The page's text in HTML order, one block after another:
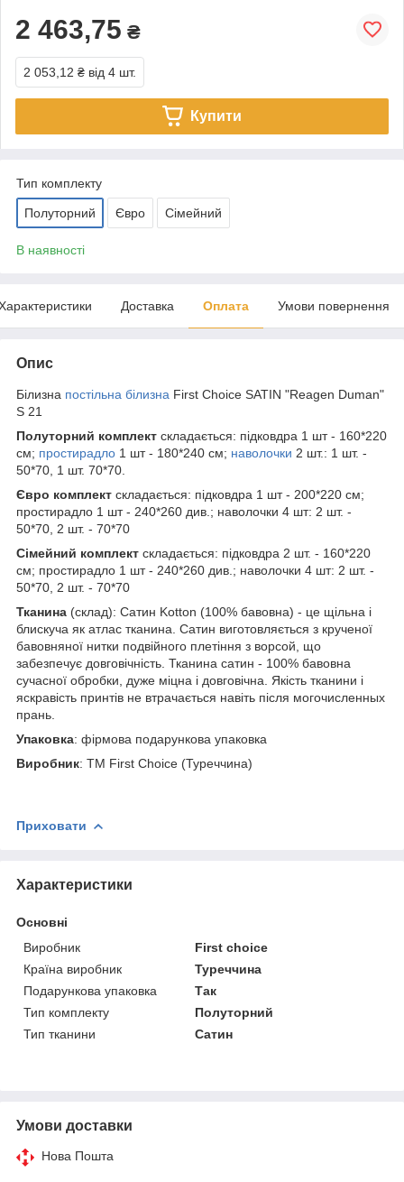
2 463,75 ₴
2 053,12 ₴ від 4 шт.
Купити
Тип комплекту
Полуторний Євро Сімейний
В наявності
Доставка Оплата Умови повернення
Опис
Білизна постільна білизна First Choice SATIN "Reagen Duman"
S 21
Полуторний комплект складається: підковдра 1 шт - 160*220
см; простирадло 1 шт - 180*240 см; наволочки 2 шт.: 1 шт. -
50*70, 1 шт. 70*70.
Євро комплект складається: підковдра 1 шт - 200*220 см;
простирадло 1 шт - 240*260 див.; наволочки 4 шт: 2 шт. -
50*70, 2 шт. - 70*70
Сімейний комплект складається: підковдра 2 шт. - 160*220
см; простирадло 1 шт - 240*260 див.; наволочки 4 шт: 2 шт. -
50*70, 2 шт. - 70*70
Тканина (склад): Сатин Kotton (100% бавовна) - це щільна і
блискуча як атлас тканина. Сатин виготовляється з крученої
бавовняної нитки подвійного плетіння з ворсой, що
забезпечує довговічність. Тканина сатин - 100% бавовна
сучасної обробки, дуже міцна і довговічна. Якість тканини і
яскравість принтів не втрачається навіть після могочисленных
прань.
Упаковка: фірмова подарункова упаковка
Виробник: ТМ First Choice (Туреччина)
Приховати
Характеристики
Основні
Виробник
First choice
Країна виробник
Туреччина
Подарункова упаковка
Так
Тип комплекту
Полуторний
Тип тканини
Сатин
Умови доставки
Нова Пошта